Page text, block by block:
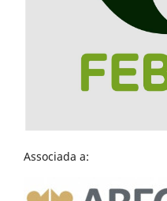
Associada a: